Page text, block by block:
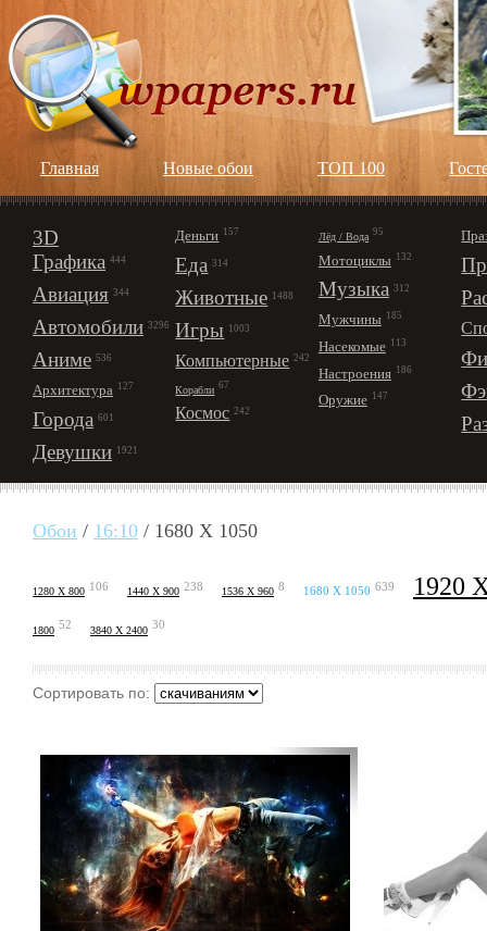
Главная Новые обои ТОП 100
3D
Графика 444
Авиация 344
Автомобили 3296
Аниме 536
Архитектура 127
Города 601
Девушки 1921
Деньги 157
Еда 314
Животные 1488
Игры 1003
Компьютерные 242
Корабли 67
Космос 242
Лёд / Вода 95
Мотоциклы 132
Музыка 312
Мужчины 185
Насекомые 113
Настроения 186
Оружие 147
Обои / 16:10/ 1680 X 1050
1280 X 800 106 1440 X 900 238 1536 X 960 8 1680 X 1050 639 1920
1800 52 3840 X 2400 30
Сортировать по: